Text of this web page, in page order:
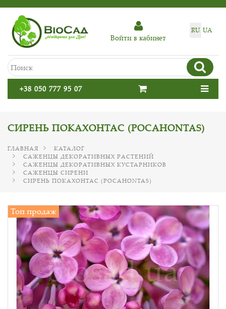
RU UA
Войти в кабинет
+38 050 777 95 07
СИРЕНЬ ПОКАХОНТАС (POCAHONTAS)
ГЛАВНАЯ
КАТАЛОГ
САЖЕНЦЫ ДЕКОРАТИВНЫХ РАСТЕНИЙ
САЖЕНЦЫ ДЕКОРАТИВНЫХ КУСТАРНИКОВ
САЖЕНЦЫ СИРЕНИ
СИРЕНЬ ПОКАХОНТАС (POCAHONTAS)
Топ продаж